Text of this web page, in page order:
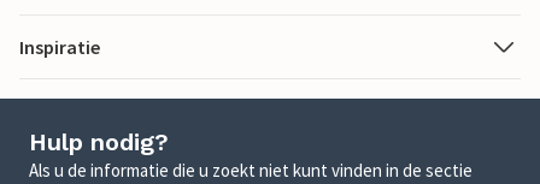
Inspiratie
Hulp nodig?
Als u de informatie die u zoekt niet kunt vinden in de sectie